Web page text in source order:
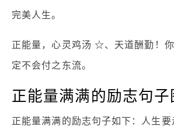
完美人生。
正能量，心灵鸡汤 ☆、天道酬勤！
定不会付之东流。
正能量满满的励志句子
正能量满满的励志句子如下：人生